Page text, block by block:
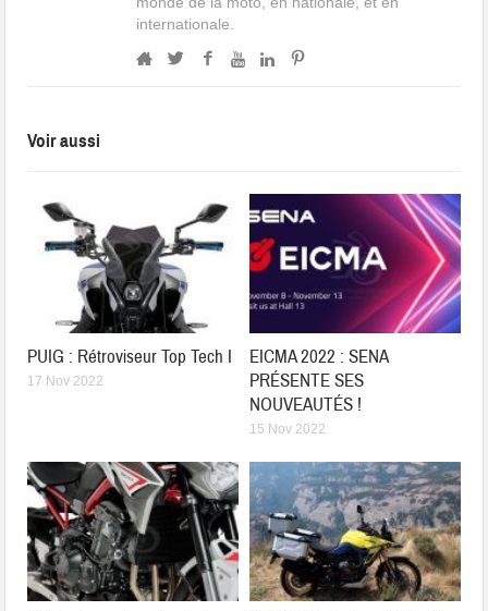
internationale.
Voir aussi
PUIG : Rétroviseur Top Tech I
17 Nov 2022
EICMA 2022 : SENA
PRÉSENTE SES
NOUVEAUTÉS !
15 Nov 2022